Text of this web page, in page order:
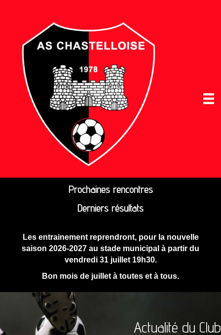
Prochaines rencontres
Derniers résultats
Les entrainement reprendront, pour la nouvelle
saison 2026-2027 au stade municipal à partir du
vendredi 31 juillet 19h30.
Bon mois de juillet à toutes et à tous.
Actualité du Club